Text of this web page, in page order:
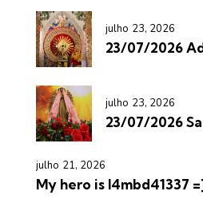
julho 23, 2026
23/07/2026
julho 23, 2026
23/07/2026
julho 21, 2026
My hero is l4mbd41337